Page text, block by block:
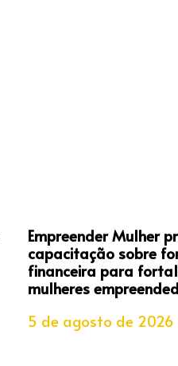
Empreender Mulher
capacitação sobre
financeira para
mulheres
5 de agosto de 2026